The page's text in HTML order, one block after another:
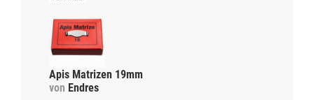
Apis Matrizen 19mm
von Endres